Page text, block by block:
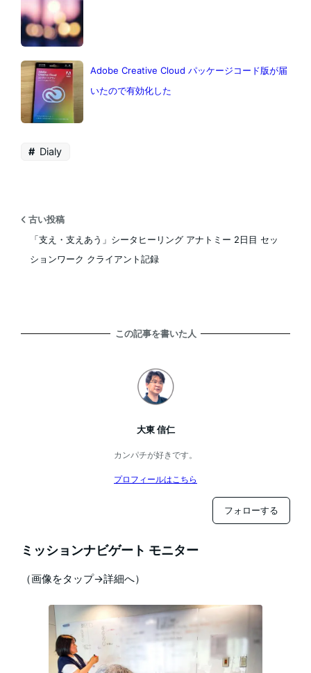
Adobe Creative Cloud パッケージコード版が届
いたので有効化した
Dialy
古い投稿
「支え・支えあう」シータヒーリング アナトミー 2日目 セッ
ションワーク クライアント記録
この記事を書いた人
大東 信仁
カンパチが好きです。
プロフィールはこちら
フォローする
ミッションナビゲート モニター
（画像をタップ→詳細へ）